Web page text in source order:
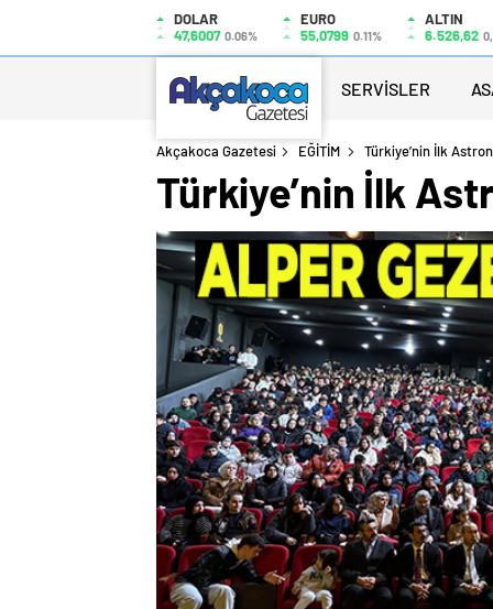
DOLAR
47,6007 0.06%
EURO
55,0799 0.11%
ALTIN
6.526,62
SERVİSLER
Akçakoca Gazetesi EĞİTİM Türkiye’nin İlk
Türkiye’nin İlk